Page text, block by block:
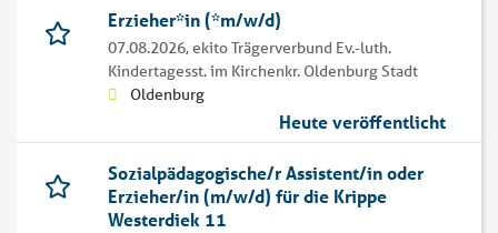
Erzieher*in (*m/w/d)
07.08.2026,ekito Trägerverbund Ev.-luth.
Kindertagesst. im Kirchenkr. Oldenburg Stadt
Oldenburg
Heute veröffentlicht
Sozialpädagogische/r Assistent/in oder
Erzieher/in (m/w/d) für die Krippe
Westerdiek 11